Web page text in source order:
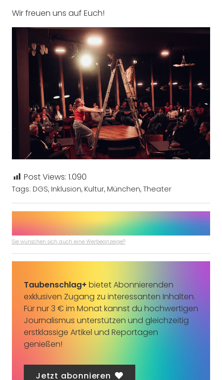
Wir freuen uns auf Euch!
Post Views: 1.090
Tags: DGS, Inklusion, Kultur, München, Theater
Sie wünschen sich auch eine Werbeanzeige?
Taubenschlag+ bietet Abonnierenden
exklusiven Zugang zu interessanten Inhalten.
Für nur 3 € im Monat kannst du hochwertigen
Journalismus unterstützen und gleichzeitig
erstklassige Artikel und Reportagen
genießen!
Jetzt abonnieren